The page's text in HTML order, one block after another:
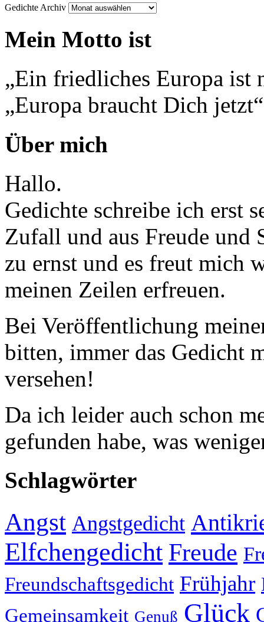
Gedichte Archiv
Mein Motto ist
„Ein friedliches Europa ist
„Europa braucht Dich jetzt“
Über mich
Hallo.
Gedichte schreibe ich erst
Zufall und aus Freude und
zu ernst und es freut mich
meinen Zeilen erfreuen.
Bei Veröffentlichung
bitten, immer das Gedicht
versehen!
Da ich leider auch schon
gefunden habe, was
Schlagwörter
Angst Angstgedicht
Elfchengedicht Freude
Freundschaftsgedicht Frühjahr
Gemeinsamkeit Genuß Glück